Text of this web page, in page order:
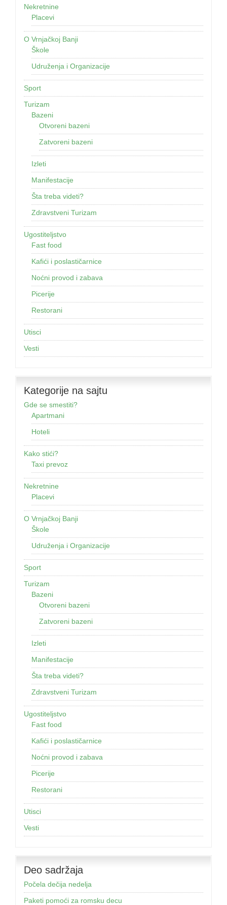
Nekretnine
Placevi
O Vrnjačkoj Banji
Škole
Udruženja i Organizacije
Sport
Turizam
Bazeni
Otvoreni bazeni
Zatvoreni bazeni
Izleti
Manifestacije
Šta treba videti?
Zdravstveni Turizam
Ugostiteljstvo
Fast food
Kafići i poslastičarnice
Noćni provod i zabava
Picerije
Restorani
Utisci
Vesti
Kategorije na sajtu
Gde se smestiti?
Apartmani
Hoteli
Kako stići?
Taxi prevoz
Nekretnine
Placevi
O Vrnjačkoj Banji
Škole
Udruženja i Organizacije
Sport
Turizam
Bazeni
Otvoreni bazeni
Zatvoreni bazeni
Izleti
Manifestacije
Šta treba videti?
Zdravstveni Turizam
Ugostiteljstvo
Fast food
Kafići i poslastičarnice
Noćni provod i zabava
Picerije
Restorani
Utisci
Vesti
Deo sadržaja
Počela dečija nedelja
Paketi pomoći za romsku decu